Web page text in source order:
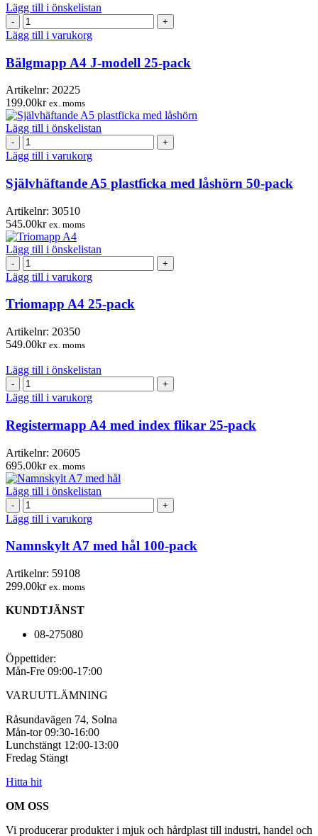
Lägg till i önskelistan
Bälgmapp
A4
J-
modell
25-
pack
mängd
Lägg till i varukorg
Bälgmapp A4 J-modell 25-pack
Artikelnr: 20225
199.00kr ex. moms
Lägg till i önskelistan
Självhäftande
A5
plastficka
med
låshörn
pack
mängd
Lägg till i varukorg
Självhäftande A5 plastficka med låshörn 50-pack
Artikelnr: 30510
545.00kr ex. moms
Lägg till i önskelistan
Triomapp
A4
25-
pack
mängd
Lägg till i varukorg
Triomapp A4 25-pack
Artikelnr: 20350
549.00kr ex. moms
Lägg till i önskelistan
Registermapp
A4
med
index
flikar
pack
mängd
Lägg till i varukorg
Registermapp A4 med index flikar 25-pack
Artikelnr: 20605
695.00kr ex. moms
Lägg till i önskelistan
Namnskylt
A7
med
hål
100-
pack
mängd
Lägg till i varukorg
Namnskylt A7 med hål 100-pack
Artikelnr: 59108
299.00kr ex. moms
KUNDTJÄNST
08-275080
Öppettider:
Mån-Fre 09:00-17:00
VARUUTLÄMNING
Råsundavägen 74, Solna
Mån-tor 09:30-16:00
Lunchstängt 12:00-13:00
Fredag Stängt
Hitta hit
OM OSS
Vi producerar produkter i mjuk och hårdplast till industri, handel och